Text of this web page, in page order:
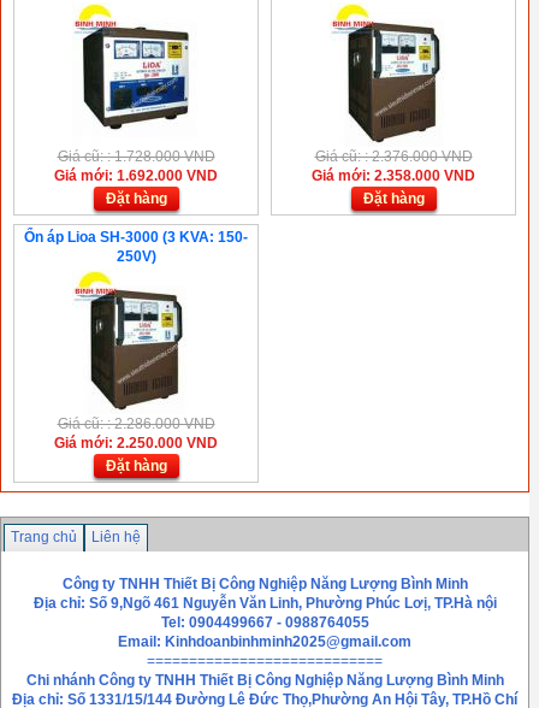
Giá cũ: : 1.728.000 VND
Giá mới: 1.692.000 VND
Đặt hàng
Giá cũ: : 2.376.000 VND
Giá mới: 2.358.000 VND
Đặt hàng
Ổn áp Lioa SH-3000 (3 KVA: 150-
250V)
Giá cũ: : 2.286.000 VND
Giá mới: 2.250.000 VND
Đặt hàng
Trang chủ Liên hệ
Công ty TNHH Thiết Bị Công Nghiệp Năng Lượng Bình Minh
Địa chỉ: Số 9,Ngõ 461 Nguyễn Văn Linh, Phường Phúc Lơị, TP.Hà nội
Tel: 0904499667 - 0988764055
Email: Kinhdoanbinhminh2025@gmail.com
============================
Chi nhánh Công ty TNHH Thiết Bị Công Nghiệp Năng Lượng Bình Minh
Địa chỉ: Số 1331/15/144 Đường Lê Đức Thọ,Phường An Hội Tây, TP.Hồ Chí